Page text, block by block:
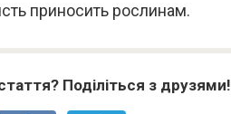
приносить рослинам.
Поділіться з друзями!